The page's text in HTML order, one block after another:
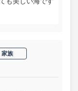
家族